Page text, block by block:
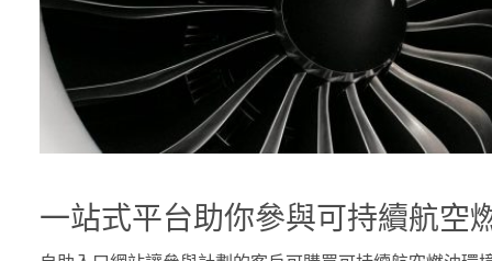
一站式平台助你參與可持續航空